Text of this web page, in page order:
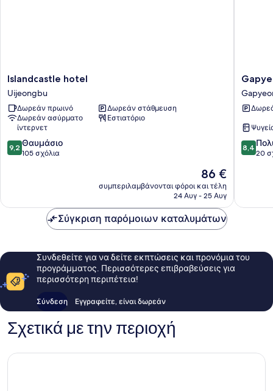
Islandcastle
hotel
Uijeongbu
Islandcastle hotel
Uijeongbu
Δωρεάν πρωινό
Δωρεάν στάθμευση
Δωρεάν ασύρματο
ίντερνετ
Εστιατόριο
9.2
στα
9,2 Θαυμάσιο
105 σχόλια
Η
τιμή
είναι
86 €
συμπεριλαμβάνονται φόροι και τέλη
24 Αυγ - 25 Αυγ
Pension
8.4
στα
σχόλια
8,4
20
Σύγκριση παρόμοιων καταλυμάτων
Συνδεθείτε για να δείτε εκπτώσεις και προνόμια του
προγράμματος. Περισσότερες επιβραβεύσεις για
περισσότερη περιπέτεια!
Σύνδεση Εγγραφείτε, είναι δωρεάν
Σχετικά με την περιοχή